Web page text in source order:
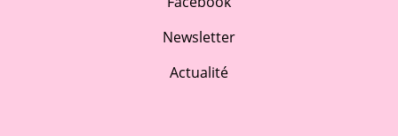
Newsletter
Actualité